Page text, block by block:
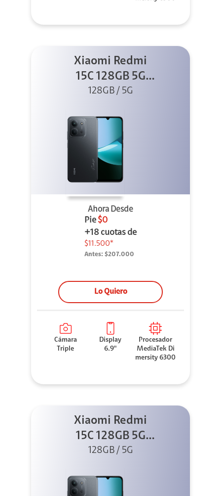
Xiaomi Redmi
15C 128GB 5G
Negro
128GB / 5G
Ahora Desde
Pie $0
+18 cuotas de
$11.500*
Antes: $207.000
Lo Quiero
Cámara
Triple
Display
6.9"
Procesador
MediaTek Di
mersity 6300
Xiaomi Redmi
15C 128GB 5G
Negro
128GB / 5G